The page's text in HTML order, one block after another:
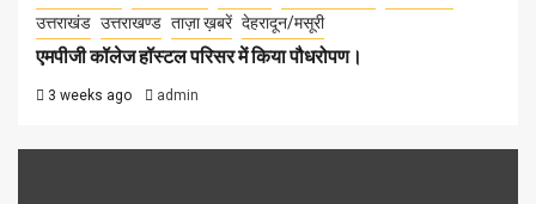
उत्तराखंड उत्तराखण्ड ताज़ा ख़बरें देहरादून/मसूरी
एमपीजी कॉलेज हॉस्टल परिसर में किया पौधरोपण।
3 weeks ago admin